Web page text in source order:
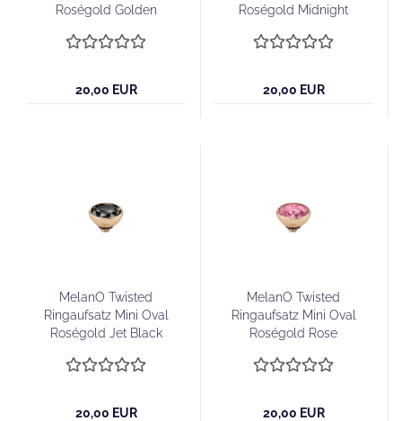
Roségold Golden
20,00 EUR
Roségold Midnight
20,00 EUR
MelanO Twisted
Ringaufsatz Mini Oval
Roségold Jet Black
20,00 EUR
MelanO Twisted
Ringaufsatz Mini Oval
Roségold Rose
20,00 EUR